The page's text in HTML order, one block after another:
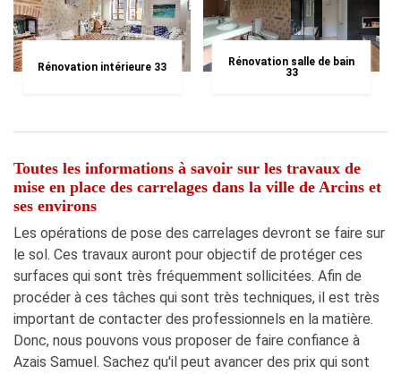
Rénovation intérieure 33
Rénovation salle de bain
33
Toutes les informations à savoir sur les travaux de
mise en place des carrelages dans la ville de Arcins et
ses environs
Les opérations de pose des carrelages devront se faire sur
le sol. Ces travaux auront pour objectif de protéger ces
surfaces qui sont très fréquemment sollicitées. Afin de
procéder à ces tâches qui sont très techniques, il est très
important de contacter des professionnels en la matière.
Donc, nous pouvons vous proposer de faire confiance à
Azais Samuel. Sachez qu'il peut avancer des prix qui sont